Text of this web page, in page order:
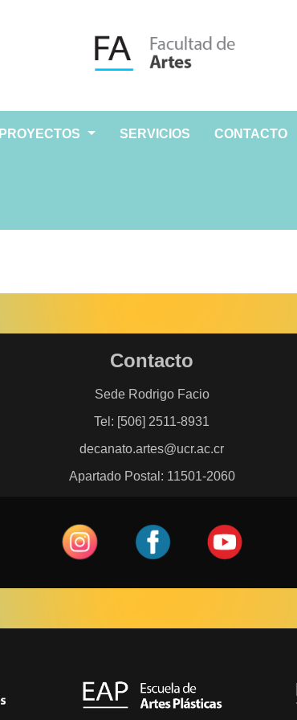
PROYECTOS SERVICIOS CONTACTO
Contacto
Sede Rodrigo Facio
Tel: [506] 2511-8931
decanato.artes@ucr.ac.cr
Apartado Postal: 11501-2060